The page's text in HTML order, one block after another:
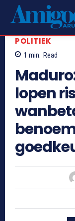
POLITIEK
1 min. Read
lopen